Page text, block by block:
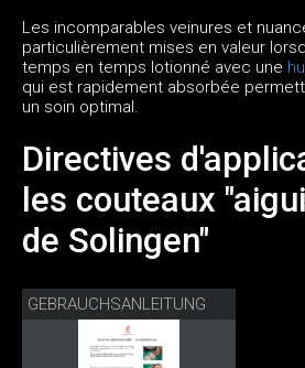
Les incomparables veinures et
particulièrement mises en valeur
temps en temps lotionné avec une
qui est rapidement absorbée
un soin optimal.
Directives
les couteaux
de Solingen"
GEBRAUCHSANLEITUNG